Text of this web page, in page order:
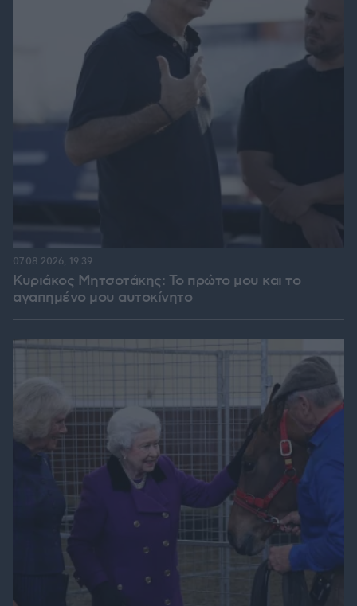
Κυριάκος Μητσοτάκης: Το πρώτο μου και το
αγαπημένο μου αυτοκίνητο
07.08.2026, 19:39